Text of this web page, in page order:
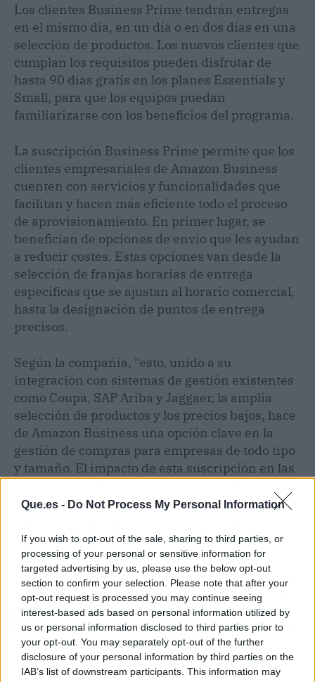
Que.es - Do Not Process My Personal Information
If you wish to opt-out of the sale, sharing to third parties, or
processing of your personal or sensitive information for
targeted advertising by us, please use the below opt-out
section to confirm your selection. Please note that after your
opt-out request is processed you may continue seeing
interest-based ads based on personal information utilized by
us or personal information disclosed to third parties prior to
your opt-out. You may separately opt-out of the further
disclosure of your personal information by third parties on the
IAB’s list of downstream participants. This information may
Los clientes Business Prime tendrán entregas
en el mismo día, en un día o en dos días en una
selección de productos. Los nuevos clientes que
cumplan los requisitos pueden disfrutar de
hasta 90 días gratis en los planes Essentials y
Small, para que los equipos puedan
familiarizarse con los beneficios del programa.
La suscripción Business Prime permite que los
clientes empresariales de Amazon Business
cuenten con servicios y funcionalidades que
facilitan y hacen más eficiente todo el proceso
de aprovisionamiento. En primer lugar, se
benefician de opciones de envío que les ayudan
a reducir costes. Estas opciones van desde la
selección de franjas horarias de entrega
específicas que se ajustan al horario comercial,
hasta la designación de puntos de entrega
precisos.
Según la compañía, "esto, unido a su
integración con sistemas de gestión existentes
como Coupa, SAP Ariba y Jaggaer, la amplia
selección de productos y los precios bajos, hace
de Amazon Business una opción clave en la
gestión de compras para empresas de todo tipo
y tamaño. El impacto de esta suscripción en las
clientes Business Prime ahorraron más de 750
el mundo, y casi el 50 % de los pedidos globales
llegaron el mismo día o al día siguiente".
Artículo anterior
El sector de bebidas
espirituosas en España
destaca su apuesta por
la innovación y la
internacionalización
Artículo siguiente
Las alpargatas
marineras más bonitas
del verano están
rebajadas en El Corte
Inglés (y cuestan 47,96